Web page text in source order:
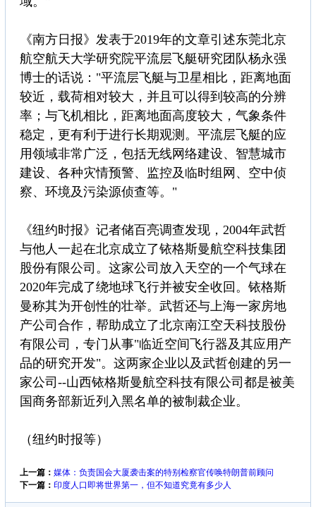
《南方日报》发表于2019年的文章引述东莞北京
航空航天大学研究院平流层飞艇研究团队杨永强
博士的话说："平流层飞艇与卫星相比，距离地面
较近，载荷相对较大，并且可以得到较高的分辨
率；与飞机相比，距离地面高度较大，气象条件
稳定，更有利于进行长期观测。平流层飞艇的应
用领域非常广泛，包括无线网络建设、智慧城市
建设、各种灾情预警、监控及临时组网、空中侦
察、环境及污染源侦查等。"
《纽约时报》记者储百亮调查发现，2004年武哲
与他人一起在北京成立了铱格斯曼航空科技集团
股份有限公司。这家公司放入天空的一个气球在
2020年完成了绕地球飞行并被安全收回。铱格斯
曼称其为开创性的壮举。武哲还与上海一家房地
产公司合作，帮助成立了北京南江空天科技股份
有限公司，专门从事"临近空间飞行器及其应用产
品的研究开发"。这两家企业以及武哲创建的另一
家公司--山西铱格斯曼航空科技有限公司都是被美
国商务部新近列入黑名单的被制裁企业。
（纽约时报等）
上一篇： 媒体：负责国会大厦袭击案的特别检察官传唤特朗普前顾问
下一篇： 印度人口即将世界第一，但不知道究竟有多少人